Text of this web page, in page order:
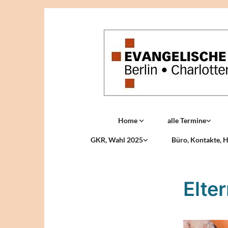
Home alle Termine
GKR, Wahl 2025 Büro, Kontakte,